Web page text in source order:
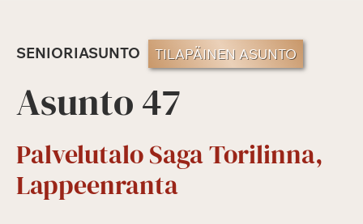
SENIORIASUNTO TILAPÄINEN ASUNTO
Asunto 47
Palvelutalo Saga Torilinna,
Lappeenranta